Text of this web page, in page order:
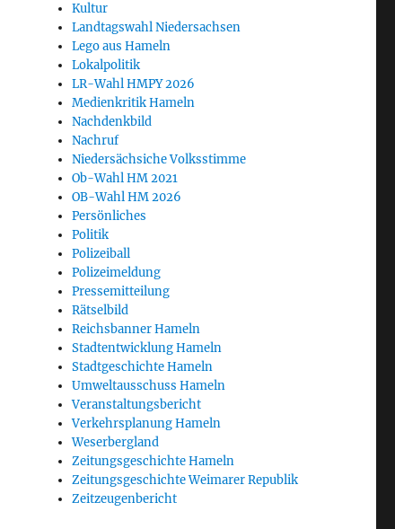
Kultur
Landtagswahl Niedersachsen
Lego aus Hameln
Lokalpolitik
LR-Wahl HMPY 2026
Medienkritik Hameln
Nachdenkbild
Nachruf
Niedersächsiche Volksstimme
Ob-Wahl HM 2021
OB-Wahl HM 2026
Persönliches
Politik
Polizeiball
Polizeimeldung
Pressemitteilung
Rätselbild
Reichsbanner Hameln
Stadtentwicklung Hameln
Stadtgeschichte Hameln
Umweltausschuss Hameln
Veranstaltungsbericht
Verkehrsplanung Hameln
Weserbergland
Zeitungsgeschichte Hameln
Zeitungsgeschichte Weimarer Republik
Zeitzeugenbericht